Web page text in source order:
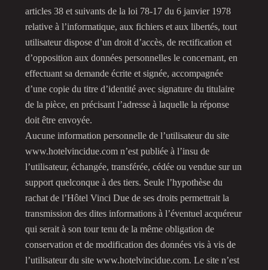
articles 38 et suivants de la loi 78-17 du 6 janvier 1978
relative à l’informatique, aux fichiers et aux libertés, tout
utilisateur dispose d’un droit d’accès, de rectification et
d’opposition aux données personnelles le concernant, en
effectuant sa demande écrite et signée, accompagnée
d’une copie du titre d’identité avec signature du titulaire
de la pièce, en précisant l’adresse à laquelle la réponse
doit être envoyée.
Aucune information personnelle de l’utilisateur du site
www.hotelvincidue.com n’est publiée à l’insu de
l’utilisateur, échangée, transférée, cédée ou vendue sur un
support quelconque à des tiers. Seule l’hypothèse du
rachat de l’Hôtel Vinci Due de ses droits permettrait la
transmission des dites informations à l’éventuel acquéreur
qui serait à son tour tenu de la même obligation de
conservation et de modification des données vis à vis de
l’utilisateur du site www.hotelvincidue.com. Le site n’est